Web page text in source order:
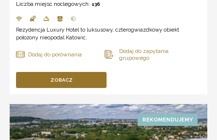
Liczba miejsc noclegowych: 136
Rezydencja Luxury Hotel to luksusowy, czterogwiazdkowy obiekt
położony nieopodal Katowic.
ZOBACZ